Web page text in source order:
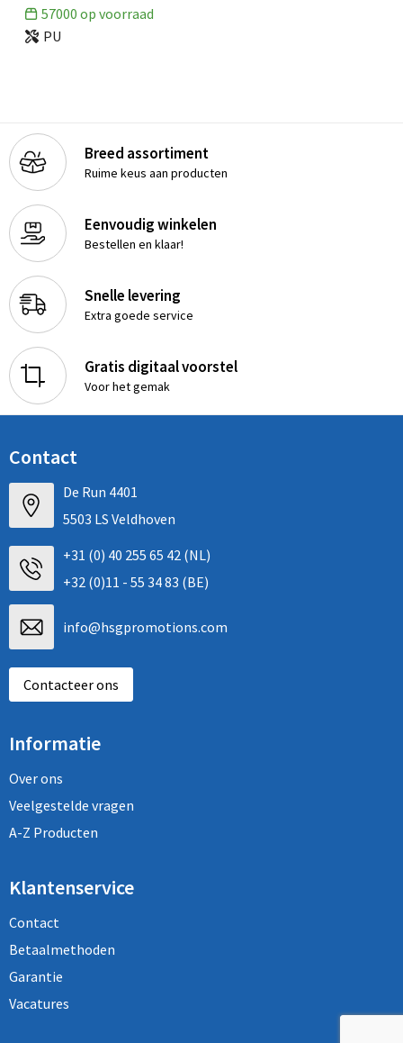
57000 op voorraad
PU
Breed assortiment
Ruime keus aan producten
Eenvoudig winkelen
Bestellen en klaar!
Snelle levering
Extra goede service
Gratis digitaal voorstel
Voor het gemak
Contact
De Run 4401
5503 LS Veldhoven
+31 (0) 40 255 65 42 (NL)
+32 (0)11 - 55 34 83 (BE)
info@hsgpromotions.com
Contacteer ons
Informatie
Over ons
Veelgestelde vragen
A-Z Producten
Klantenservice
Contact
Betaalmethoden
Garantie
Vacatures